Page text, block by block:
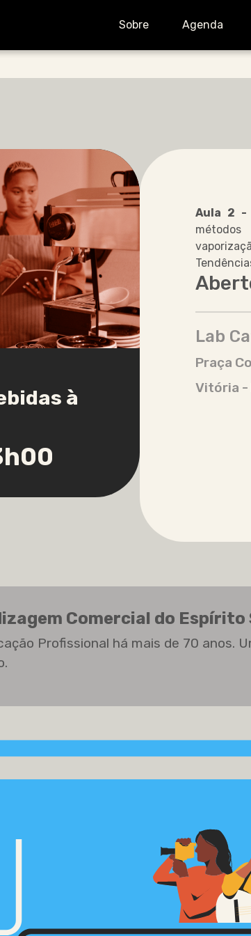
Sobre Agenda
à
Aula 2 -
Lab
Praça
Vitória -
Comercial do Espírito
Profissional há mais de 70 anos.